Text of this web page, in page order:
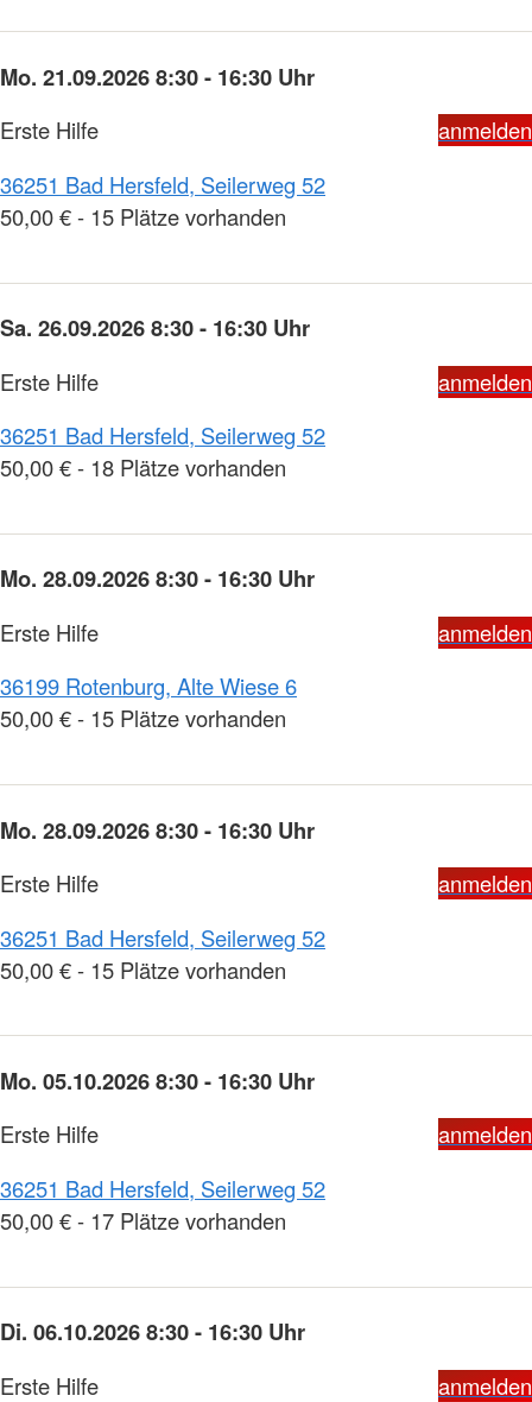
Mo. 21.09.2026 8:30 - 16:30 Uhr
Erste Hilfe
anmelden
36251 Bad Hersfeld, Seilerweg 52
50,00 € - 15 Plätze vorhanden
Sa. 26.09.2026 8:30 - 16:30 Uhr
Erste Hilfe
anmelden
36251 Bad Hersfeld, Seilerweg 52
50,00 € - 18 Plätze vorhanden
Mo. 28.09.2026 8:30 - 16:30 Uhr
Erste Hilfe
anmelden
36199 Rotenburg, Alte Wiese 6
50,00 € - 15 Plätze vorhanden
Mo. 28.09.2026 8:30 - 16:30 Uhr
Erste Hilfe
anmelden
36251 Bad Hersfeld, Seilerweg 52
50,00 € - 15 Plätze vorhanden
Mo. 05.10.2026 8:30 - 16:30 Uhr
Erste Hilfe
anmelden
36251 Bad Hersfeld, Seilerweg 52
50,00 € - 17 Plätze vorhanden
Di. 06.10.2026 8:30 - 16:30 Uhr
Erste Hilfe
anmelden